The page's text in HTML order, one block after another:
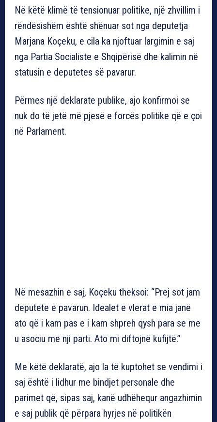
Në këtë klimë të tensionuar politike, një zhvillim i
rëndësishëm është shënuar sot nga deputetja
Marjana Koçeku, e cila ka njoftuar largimin e saj
nga Partia Socialiste e Shqipërisë dhe kalimin në
statusin e deputetes së pavarur.
Përmes një deklarate publike, ajo konfirmoi se
nuk do të jetë më pjesë e forcës politike që e çoi
në Parlament.
Në mesazhin e saj, Koçeku theksoi: “Prej sot jam
deputete e pavarun. Idealet e vlerat e mia janë
ato që i kam pas e i kam shpreh qysh para se me
u asociu me nji parti. Ato mi diftojnë kufijtë.”
Me këtë deklaratë, ajo la të kuptohet se vendimi i
saj është i lidhur me bindjet personale dhe
parimet që, sipas saj, kanë udhëhequr angazhimin
e saj publik që përpara hyrjes në politikën